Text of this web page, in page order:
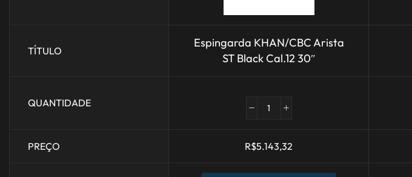
TÍTULO
Espingarda KHAN/CBC Arista
ST Black Cal.12 30″
QUANTIDADE
PREÇO R$5.143,32